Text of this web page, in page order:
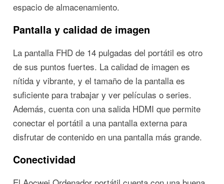
espacio de almacenamiento.
Pantalla y calidad de imagen
La pantalla FHD de 14 pulgadas del portátil es otro
de sus puntos fuertes. La calidad de imagen es
nítida y vibrante, y el tamaño de la pantalla es
suficiente para trabajar y ver películas o series.
Además, cuenta con una salida HDMI que permite
conectar el portátil a una pantalla externa para
disfrutar de contenido en una pantalla más grande.
Conectividad